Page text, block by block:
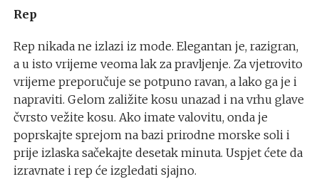
Rep
Rep nikada ne izlazi iz mode. Elegantan je, razigran,
a u isto vrijeme veoma lak za pravljenje. Za vjetrovito
vrijeme preporučuje se potpuno ravan, a lako ga je i
napraviti. Gelom zaližite kosu unazad i na vrhu glave
čvrsto vežite kosu. Ako imate valovitu, onda je
poprskajte sprejom na bazi prirodne morske soli i
prije izlaska sačekajte desetak minuta. Uspjet ćete da
izravnate i rep će izgledati sjajno.